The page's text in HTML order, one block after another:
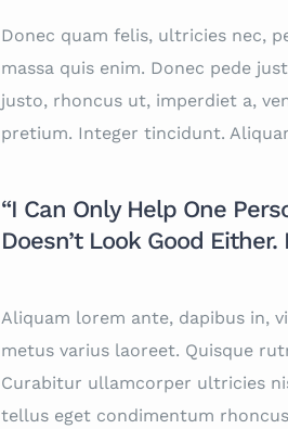
Donec quam felis, ultricies nec,
massa quis enim. Donec pede
justo, rhoncus ut, imperdiet a,
pretium. Integer tincidunt.
“I Can Only Help One
Doesn’t Look Good Either.
Aliquam lorem ante, dapibus in,
metus varius laoreet. Quisque
Curabitur ullamcorper ultricies
tellus eget condimentum